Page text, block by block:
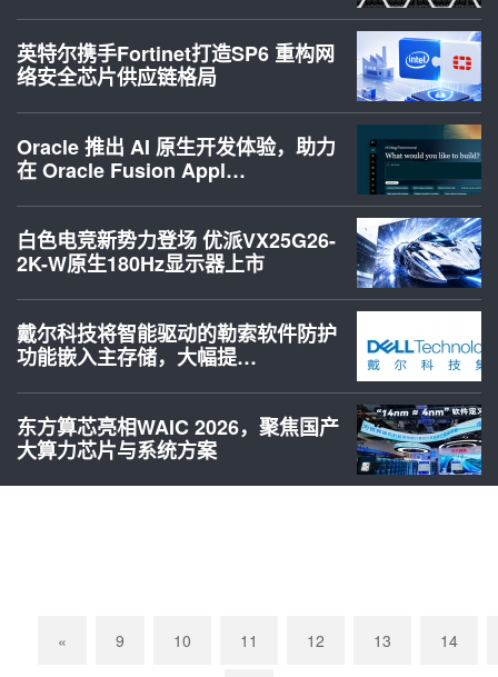
英特尔携手Fortinet打造SP6 重构网
络安全芯片供应链格局
Oracle 推出 AI 原生开发体验，助力
在 Oracle Fusion Appl…
白色电竞新势力登场 优派VX25G26-
2K-W原生180Hz显示器上市
戴尔科技将智能驱动的勒索软件防护
功能嵌入主存储，大幅提…
东方算芯亮相WAIC 2026，聚焦国产
大算力芯片与系统方案
« 9 10 11 12 13 14